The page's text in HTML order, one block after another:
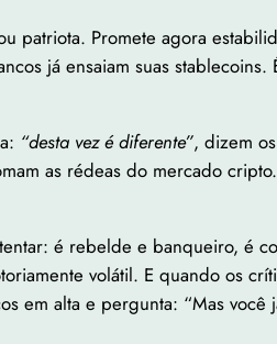
patriota. Promete agora
já ensaiam suas
“desta vez é diferente”, dizem
as rédeas do mercado
é rebelde e banqueiro, é
volátil. E quando os
em alta e pergunta: “Mas você